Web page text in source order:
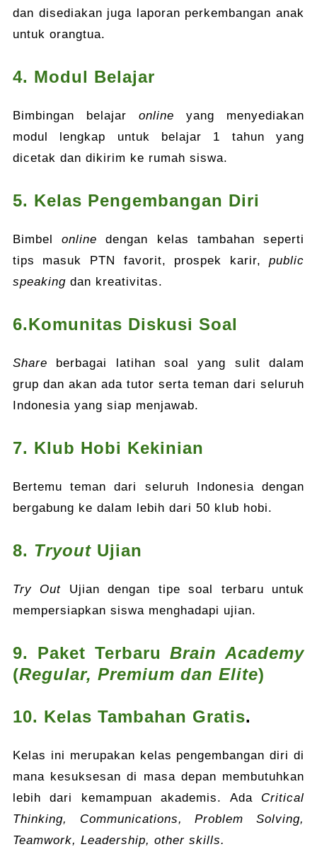
dan disediakan juga laporan perkembangan anak
untuk orangtua.
4. Modul Belajar
Bimbingan belajar onlineyang menyediakan
modul lengkap untuk belajar 1 tahun yang
dicetak dan dikirim ke rumah siswa.
5. Kelas Pengembangan Diri
Bimbelonline dengan kelas tambahan seperti
tips masuk PTN favorit, prospek karir,public
speakingdan kreativitas.
6.Komunitas Diskusi Soal
Share berbagai latihan soal yang sulit dalam
grup dan akan ada tutor serta teman dari seluruh
Indonesia yang siap menjawab.
7. Klub Hobi Kekinian
Bertemu teman dari seluruh Indonesia dengan
bergabung ke dalam lebih dari 50 klub hobi.
8. Tryout Ujian
Try Out Ujian dengan tipe soal terbaru untuk
mempersiapkan siswa menghadapi ujian.
9. Paket TerbaruBrain Academy
(Regular, Premium dan Elite)
10. Kelas Tambahan Gratis.
Kelas ini merupakan kelas pengembangan diri di
mana kesuksesan di masa depan membutuhkan
lebih dari kemampuan akademis. Ada Critical
Thinking, Communications, Problem Solving,
Teamwork, Leadership, other skills.